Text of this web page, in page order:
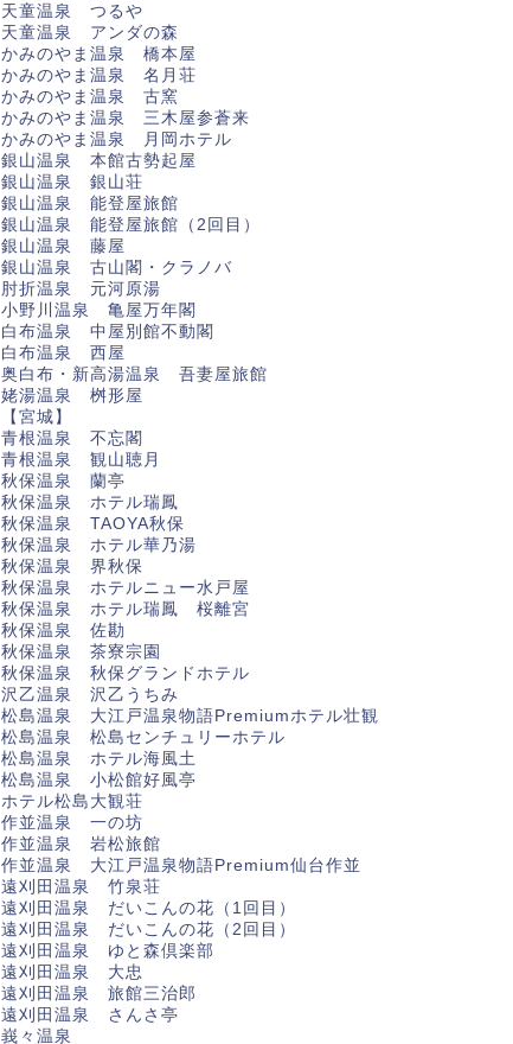
天童温泉 つるや
天童温泉 アンダの森
かみのやま温泉 橋本屋
かみのやま温泉 名月荘
かみのやま温泉 古窯
かみのやま温泉 三木屋参蒼来
かみのやま温泉 月岡ホテル
銀山温泉 本館古勢起屋
銀山温泉 銀山荘
銀山温泉 能登屋旅館
銀山温泉 能登屋旅館（2回目）
銀山温泉 藤屋
銀山温泉 古山閣・クラノバ
肘折温泉 元河原湯
小野川温泉 亀屋万年閣
白布温泉 中屋別館不動閣
白布温泉 西屋
奥白布・新高湯温泉 吾妻屋旅館
姥湯温泉 桝形屋
【宮城】
青根温泉 不忘閣
青根温泉 観山聴月
秋保温泉 蘭亭
秋保温泉 ホテル瑞鳳
秋保温泉 TAOYA秋保
秋保温泉 ホテル華乃湯
秋保温泉 界秋保
秋保温泉 ホテルニュー水戸屋
秋保温泉 ホテル瑞鳳 桜離宮
秋保温泉 佐勘
秋保温泉 茶寮宗園
秋保温泉 秋保グランドホテル
沢乙温泉 沢乙うちみ
松島温泉 大江戸温泉物語Premiumホテル壮観
松島温泉 松島センチュリーホテル
松島温泉 ホテル海風土
松島温泉 小松館好風亭
ホテル松島大観荘
作並温泉 一の坊
作並温泉 岩松旅館
作並温泉 大江戸温泉物語Premium仙台作並
遠刈田温泉 竹泉荘
遠刈田温泉 だいこんの花（1回目）
遠刈田温泉 だいこんの花（2回目）
遠刈田温泉 ゆと森倶楽部
遠刈田温泉 大忠
遠刈田温泉 旅館三治郎
遠刈田温泉 さんさ亭
峩々温泉